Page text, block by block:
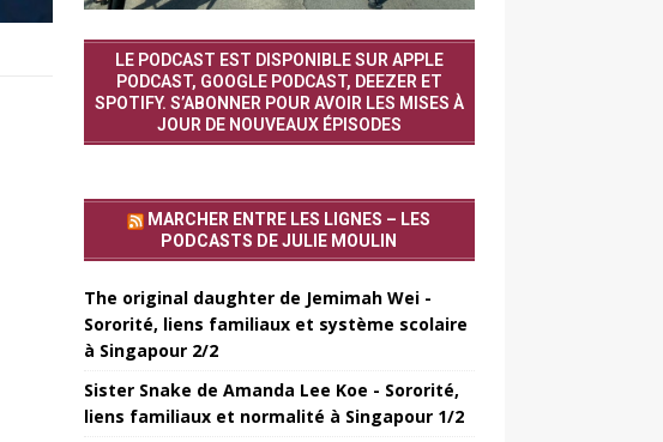
LE PODCAST EST DISPONIBLE SUR APPLE
PODCAST, GOOGLE PODCAST, DEEZER ET
SPOTIFY. S’ABONNER POUR AVOIR LES MISES À
JOUR DE NOUVEAUX ÉPISODES
MARCHER ENTRE LES LIGNES – LES
PODCASTS DE JULIE MOULIN
The original daughter de Jemimah Wei -
Sororité, liens familiaux et système scolaire
à Singapour 2/2
Sister Snake de Amanda Lee Koe - Sororité,
liens familiaux et normalité à Singapour 1/2